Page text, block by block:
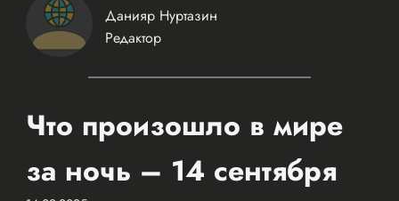
Данияр Нуртазин
Редактор
Что произошло в мире
за ночь – 14 сентября